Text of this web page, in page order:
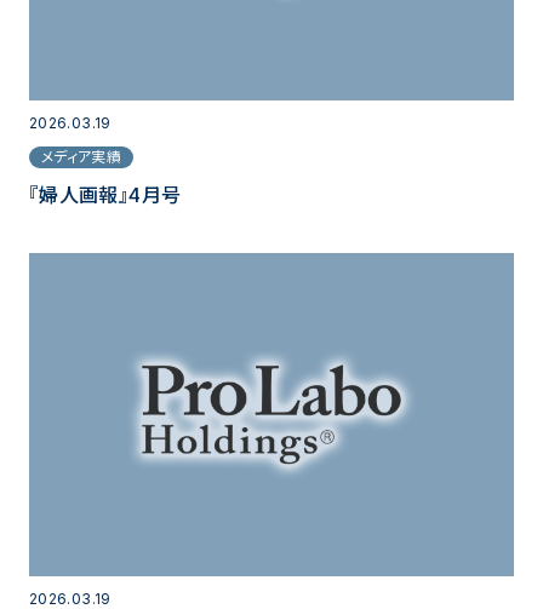
2026.03.19
メディア実績
『婦人画報』4月号
2026.03.19